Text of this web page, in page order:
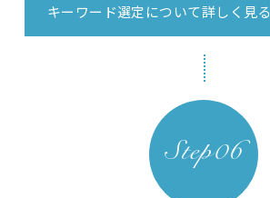
キーワード選定について詳しく見る